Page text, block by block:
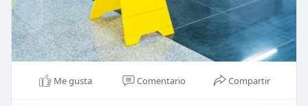
Me gusta Comentario Compartir